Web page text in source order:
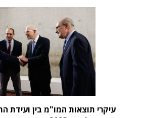
עיקרי תוצאות המו"מ בין ועידת